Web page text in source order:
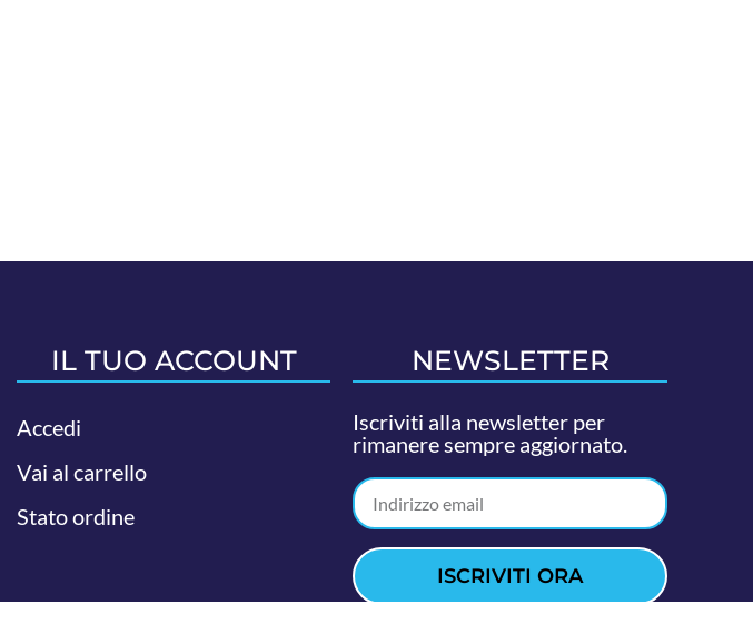
IL TUO ACCOUNT
Accedi
Vai al carrello
Stato ordine
NEWSLETTER
Iscriviti alla newsletter per
rimanere sempre aggiornato.
ISCRIVITI ORA